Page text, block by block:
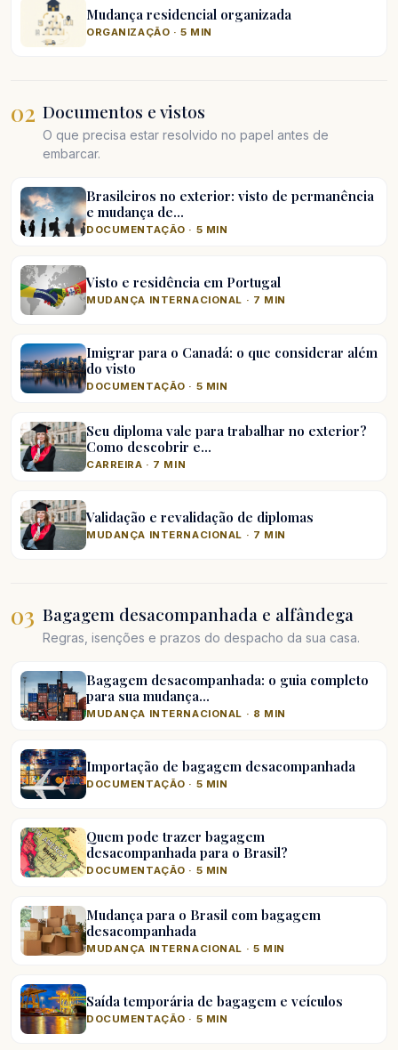
Mudança residencial organizada
ORGANIZAÇÃO · 5 MIN
02 Documentos e vistos
O que precisa estar resolvido no papel antes de
embarcar.
Brasileiros no exterior: visto de permanência
e mudança de…
DOCUMENTAÇÃO · 5 MIN
Visto e residência em Portugal
MUDANÇA INTERNACIONAL · 7 MIN
Imigrar para o Canadá: o que considerar além
do visto
DOCUMENTAÇÃO · 5 MIN
Seu diploma vale para trabalhar no exterior?
Como descobrir e…
CARREIRA · 7 MIN
Validação e revalidação de diplomas
MUDANÇA INTERNACIONAL · 7 MIN
03 Bagagem desacompanhada e alfândega
Regras, isenções e prazos do despacho da sua casa.
Bagagem desacompanhada: o guia completo
para sua mudança…
MUDANÇA INTERNACIONAL · 8 MIN
Importação de bagagem desacompanhada
DOCUMENTAÇÃO · 5 MIN
Quem pode trazer bagagem
desacompanhada para o Brasil?
DOCUMENTAÇÃO · 5 MIN
Mudança para o Brasil com bagagem
desacompanhada
MUDANÇA INTERNACIONAL · 5 MIN
Saída temporária de bagagem e veículos
DOCUMENTAÇÃO · 5 MIN